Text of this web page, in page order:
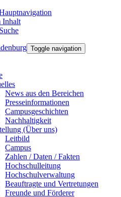
Inhalt
Toggle navigation
News aus den Bereichen
Presseinformationen
Campusgeschichten
Nachhaltigkeit
(Über uns)
Leitbild
Campus
Zahlen / Daten / Fakten
Hochschulleitung
Hochschulverwaltung
Beauftragte und Vertretungen
Freunde und Förderer